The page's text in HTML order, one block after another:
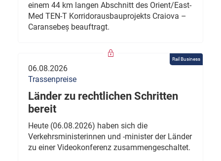
einem 44 km langen Abschnitt des Orient/East-
Med TEN-T Korridorausbauprojekts Craiova –
Caransebeș beauftragt.
Rail Business
06.08.2026
Trassenpreise
Länder zu rechtlichen Schritten
bereit
Heute (06.08.2026) haben sich die
Verkehrsministerinnen und -minister der Länder
zu einer Videokonferenz zusammengeschaltet.